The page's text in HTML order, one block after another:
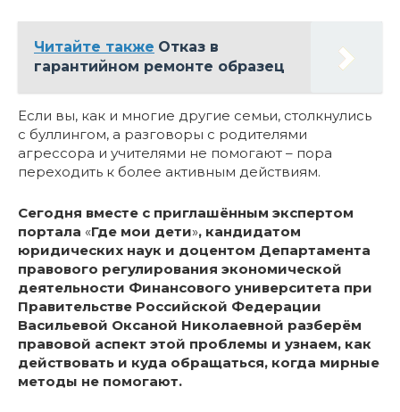
Читайте также Отказ в
гарантийном ремонте образец
Если вы, как и многие другие семьи, столкнулись
с буллингом, а разговоры с родителями
агрессора и учителями не помогают – пора
переходить к более активным действиям.
Сегодня вместе с приглашённым экспертом
портала «Где мои дети», кандидатом
юридических наук и доцентом Департамента
правового регулирования экономической
деятельности Финансового университета при
Правительстве Российской Федерации
Васильевой Оксаной Николаевной разберём
правовой аспект этой проблемы и узнаем, как
действовать и куда обращаться, когда мирные
методы не помогают.